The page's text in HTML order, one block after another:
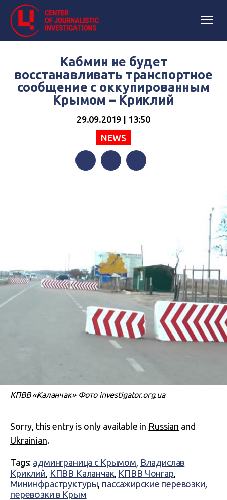
Кабмин не будет
восстанавливать транспортное
сообщение с оккупированным
Крымом – Криклий
29.09.2019 | 13:50
NEWS
КПВВ «Каланчак» Фото investigator.org.ua
Sorry, this entry is only available in Russian and
Ukrainian.
Tags: админграница с Крымом, Владислав
Криклий, КПВВ Каланчак, КПВВ Чонгар,
Мининфраструктуры, пассажирские перевозки,
перевозки в Крым